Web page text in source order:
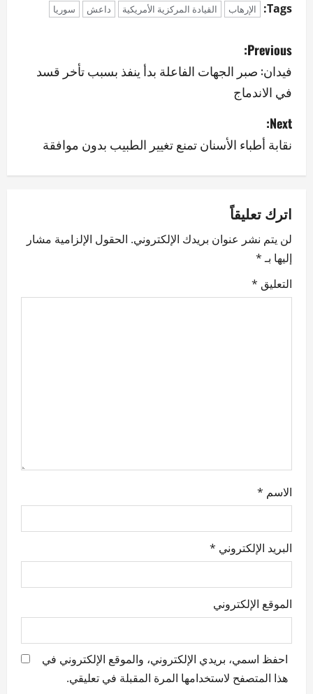
Tags: الإرهاب القيادة المركزية الأمريكية داعش سوريا
P
o
s
t
n
v
i
g
a
Previous:
فيدان: صبر الجهات الفاعلة بدأ ينفذ بسبب تأخر قسد
في الاندماج
Next:
نقابة أطباء الأسنان تمنع تغيير الطبيب بدون موافقة
اترك تعليقاً
لن يتم نشر عنوان بريدك الإلكتروني. الحقول الإلزامية مشار
إليها بـ*
التعليق *
الاسم *
البريد الإلكتروني *
الموقع الإلكتروني
احفظ اسمي، بريدي الإلكتروني، والموقع الإلكتروني في
هذا المتصفح لاستخدامها المرة المقبلة في تعليقي.